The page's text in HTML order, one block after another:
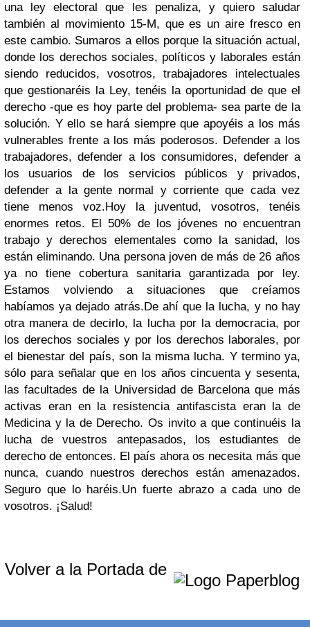
una ley electoral que les penaliza, y quiero saludar
también al movimiento 15-M, que es un aire fresco en
este cambio. Sumaros a ellos porque la situación actual,
donde los derechos sociales, políticos y laborales están
siendo reducidos, vosotros, trabajadores intelectuales
que gestionaréis la Ley, tenéis la oportunidad de que el
derecho -que es hoy parte del problema- sea parte de la
solución. Y ello se hará siempre que apoyéis a los más
vulnerables frente a los más poderosos. Defender a los
trabajadores, defender a los consumidores, defender a
los usuarios de los servicios públicos y privados,
defender a la gente normal y corriente que cada vez
tiene menos voz. Hoy la juventud, vosotros, tenéis
enormes retos. El 50% de los jóvenes no encuentran
trabajo y derechos elementales como la sanidad, los
están eliminando. Una persona joven de más de 26 años
ya no tiene cobertura sanitaria garantizada por ley.
Estamos volviendo a situaciones que creíamos
habíamos ya dejado atrás. De ahí que la lucha, y no hay
otra manera de decirlo, la lucha por la democracia, por
los derechos sociales y por los derechos laborales, por
el bienestar del país, son la misma lucha. Y termino ya,
sólo para señalar que en los años cincuenta y sesenta,
las facultades de la Universidad de Barcelona que más
activas eran en la resistencia antifascista eran la de
Medicina y la de Derecho. Os invito a que continuéis la
lucha de vuestros antepasados, los estudiantes de
derecho de entonces. El país ahora os necesita más que
nunca, cuando nuestros derechos están amenazados.
Seguro que lo haréis.Un fuerte abrazo a cada uno de
vosotros. ¡Salud!
Volver a la Portada de